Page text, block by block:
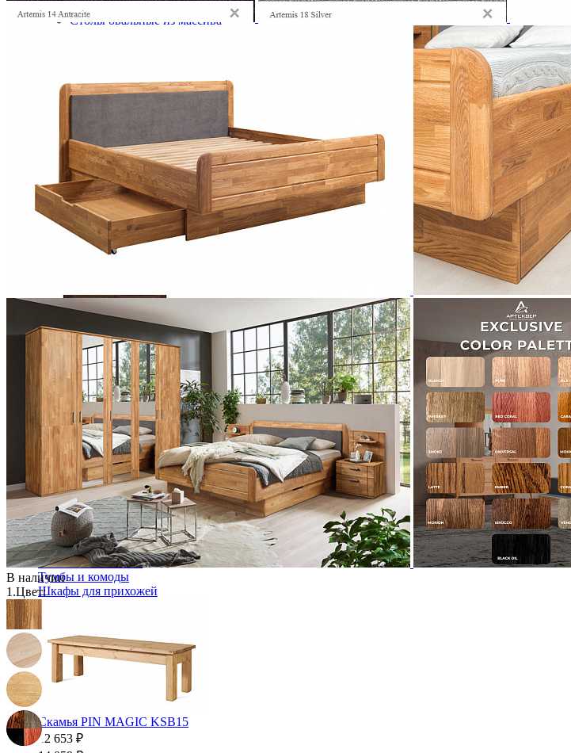
Столы овальные из массива
Табуреты
Шкафы для посуды
Шкаф 1-но створчатый для посуды
Шкаф 2-х створчатый для посуды
Шкаф 3-х створчатый для посуды
Шкаф 4-х створчатый для посуды
Шкаф угловой для посуды
Шкаф для посуды Рауна 20 Колониал
35 658 ₽
50 940 ₽
В корзину
-30%
Прихожая
Вешалки напольные
Вешалки настенные
Газетница
Зеркала для прихожей
Ключницы
Консоли
Наборы в прихожую
Обувницы
Прихожая Вилия-М модульная
Скамьи и банкетки
Тумбы и комоды
Шкафы для прихожей
Скамья PIN MAGIC KSB15
12 653 ₽
В наличии
1.Цвет: